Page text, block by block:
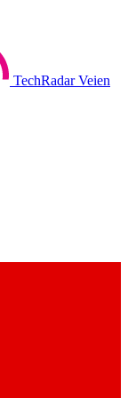
TechRadar Veien